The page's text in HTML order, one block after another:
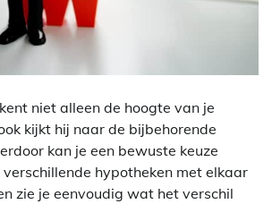
niet alleen de hoogte van je
kijkt hij naar de bijbehorende
kan je een bewuste keuze
hypotheken met elkaar
zie je eenvoudig wat het verschil